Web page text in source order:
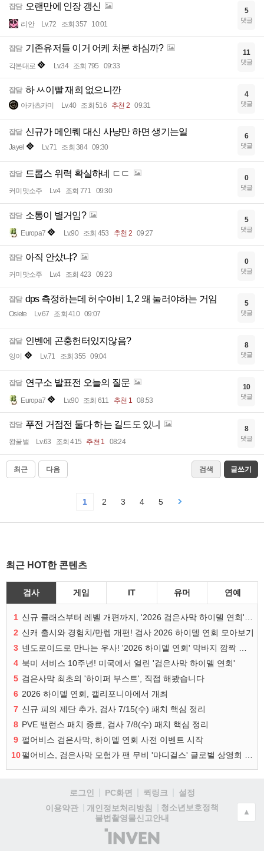
잡담 오랜만에 인장 갱신
리안 Lv.72 조회 357 10:01
5
댓글
잡담 기존유저들 이거 어케 처분 하심까?
각본대로 Lv.34 조회 795 09:33
11
댓글
잡담 하 ㅆ이빨 재희 없으니깐
아카츠카미 Lv.40 조회 516 추천 2 09:31
4
댓글
잡담 신규가 메인퀘 대신 사냥만 하면 생기는일
Jayel Lv.71 조회 384 09:30
6
댓글
잡담 드롭스 위력 확실하네 ㄷㄷ
커미맛소주 Lv.4 조회 771 09:30
0
댓글
잡담 소통이 별거임?
Europa7 Lv.90 조회 453 추천 2 09:27
5
댓글
잡담 아직 안샀냐?
커미맛소주 Lv.4 조회 423 09:23
0
댓글
잡담 dps 측정하는데 허수아비 1, 2 왜 눌러야하는 거임
Osiete Lv.67 조회 410 09:07
5
댓글
잡담 인벤에 곤충헌터있지않음?
잉이 Lv.71 조회 355 09:04
8
댓글
잡담 연구소 발표전 오늘의 질문
Europa7 Lv.90 조회 611 추천 1 08:53
10
댓글
잡담 푸전 거점전 둘다 하는 길드도 있니
왕꿀벌 Lv.63 조회 415 추천 1 08:24
8
댓글
최근 다음 검색 글쓰기
1 2 3 4 5
최근 HOT한 콘텐츠
검사 게임 IT 유머 연예
1
2 신캐 출시와 경험치/만렙 개편! 검사 2026 하이델 연회 모아보기
3
4 북미 서비스 10주년! 미국에서 열린 '검은사막 하이델 연회'
5 검은사막 최초의 '하이퍼 부스트', 직접 해봤습니다
6 2026 하이델 연회, 캘리포니아에서 개최
7 신규 피의 제단 추가, 검사 7/15(수) 패치 핵심 정리
8 PVE 밸런스 패치 종료, 검사 7/8(수) 패치 핵심 정리
9 펄어비스 검은사막, 하이델 연회 사전 이벤트 시작
10
로그인 PC화면 퀵링크
설정
이용약관
개인정보처리방침
청소년보호정책
불법촬영물신고안내
(주)
인
▲